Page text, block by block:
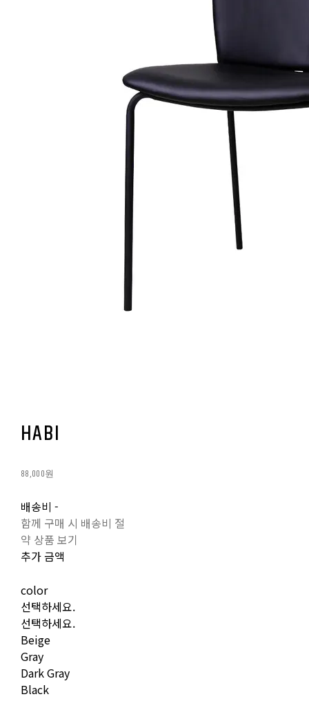
HABI
88,000원
배송비 -
함께 구매 시 배송비 절
약 상품 보기
추가 금액
color
선택하세요.
선택하세요.
Beige
Gray
Dark Gray
Black